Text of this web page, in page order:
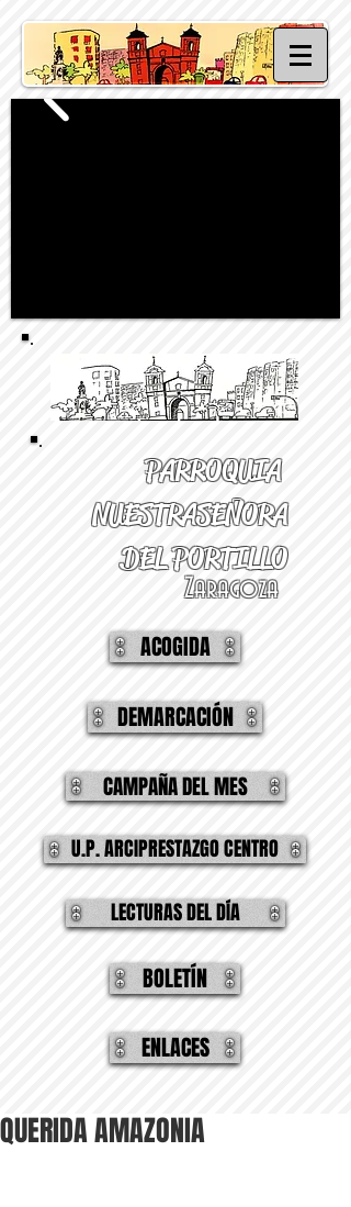
PARROQUIA
NUESTRASEÑORA
DEL PORTILLO
Zaragoza
ACOGIDA
DEMARCACIÓN
CAMPAÑA DEL MES
U.P. ARCIPRESTAZGO CENTRO
LECTURAS DEL DÍA
BOLETÍN
ENLACES
QUERIDA AMAZONIA